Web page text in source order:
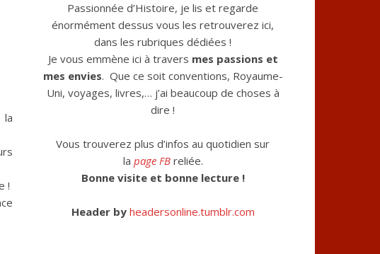
la
!
Passionnée d’Histoire, je lis et regarde
énormément dessus vous les retrouverez ici,
dans les rubriques dédiées !
Je vous emmène ici à travers mes passions et
mes envies. Que ce soit conventions, Royaume-
Uni, voyages, livres,… j’ai beaucoup de choses à
dire !
Vous trouverez plus d’infos au quotidien sur
la page FBreliée.
Bonne visite et bonne lecture !
Header by headersonline.tumblr.com